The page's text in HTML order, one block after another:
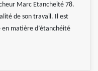
Marc Etancheité 78.
de son travail. Il est
en matière d’étanchéité